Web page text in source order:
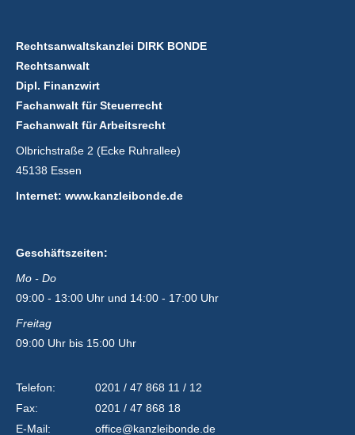
Rechtsanwaltskanzlei DIRK BONDE
Rechtsanwalt
Dipl. Finanzwirt
Fachanwalt für Steuerrecht
Fachanwalt für Arbeitsrecht
Olbrichstraße 2 (Ecke Ruhrallee)
45138 Essen
Internet: www.kanzleibonde.de
Geschäftszeiten:
Mo - Do
09:00 - 13:00 Uhr und 14:00 - 17:00 Uhr
Freitag
09:00 Uhr bis 15:00 Uhr
Telefon:
0201 / 47 868 11 / 12
Fax:
0201 / 47 868 18
E-Mail:
office@kanzleibonde.de